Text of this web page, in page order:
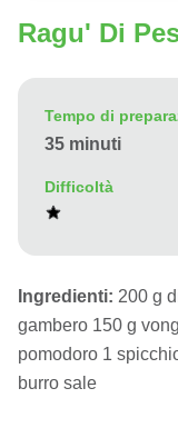
Ragu' Di
Tempo di
35 minuti
Difficoltà
Ingredienti: 200 g
gambero 150 g
pomodoro 1
burro sale